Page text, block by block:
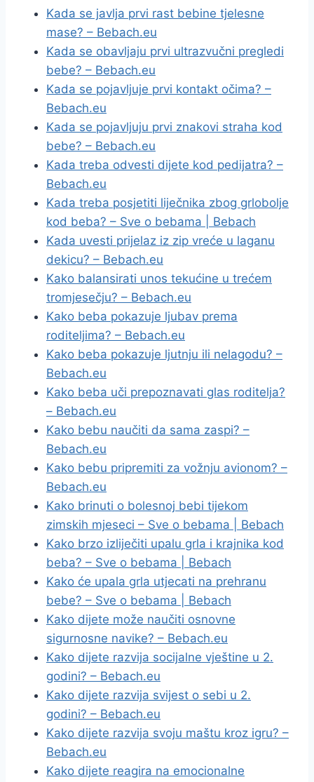
Kada se javlja prvi rast bebine tjelesne
mase? – Bebach.eu
Kada se obavljaju prvi ultrazvučni pregledi
bebe? – Bebach.eu
Kada se pojavljuje prvi kontakt očima? –
Bebach.eu
Kada se pojavljuju prvi znakovi straha kod
bebe? – Bebach.eu
Kada treba odvesti dijete kod pedijatra? –
Bebach.eu
Kada treba posjetiti liječnika zbog grlobolje
kod beba? – Sve o bebama | Bebach
Kada uvesti prijelaz iz zip vreće u laganu
dekicu? – Bebach.eu
Kako balansirati unos tekućine u trećem
tromjesečju? – Bebach.eu
Kako beba pokazuje ljubav prema
roditeljima? – Bebach.eu
Kako beba pokazuje ljutnju ili nelagodu? –
Bebach.eu
Kako beba uči prepoznavati glas roditelja?
– Bebach.eu
Kako bebu naučiti da sama zaspi? –
Bebach.eu
Kako bebu pripremiti za vožnju avionom? –
Bebach.eu
Kako brinuti o bolesnoj bebi tijekom
zimskih mjeseci – Sve o bebama | Bebach
Kako brzo izliječiti upalu grla i krajnika kod
beba? – Sve o bebama | Bebach
Kako će upala grla utjecati na prehranu
bebe? – Sve o bebama | Bebach
Kako dijete može naučiti osnovne
sigurnosne navike? – Bebach.eu
Kako dijete razvija socijalne vještine u 2.
godini? – Bebach.eu
Kako dijete razvija svijest o sebi u 2.
godini? – Bebach.eu
Kako dijete razvija svoju maštu kroz igru? –
Bebach.eu
Kako dijete reagira na emocionalne